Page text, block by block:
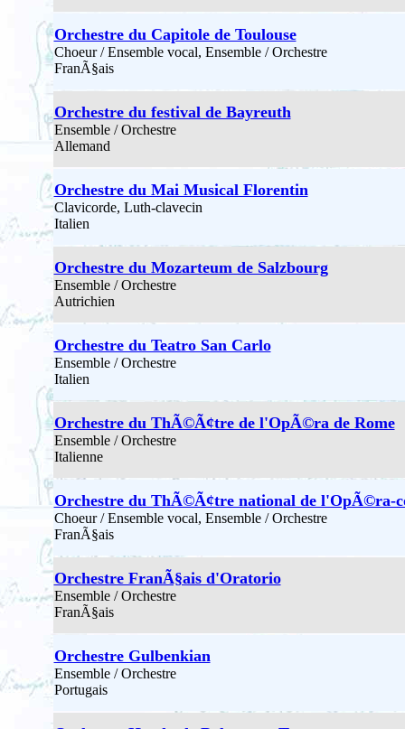
Orchestre du Capitole de Toulouse
Choeur / Ensemble vocal, Ensemble / Orchestre
FranÃ§ais
Orchestre du festival de Bayreuth
Ensemble / Orchestre
Allemand
Orchestre du Mai Musical Florentin
Clavicorde, Luth-clavecin
Italien
Orchestre du Mozarteum de Salzbourg
Ensemble / Orchestre
Autrichien
Orchestre du Teatro San Carlo
Ensemble / Orchestre
Italien
Orchestre du ThÃ©Ã¢tre de l'OpÃ©ra de Rome
Ensemble / Orchestre
Italienne
Orchestre du ThÃ©Ã¢tre national de l'OpÃ©ra-
Choeur / Ensemble vocal, Ensemble / Orchestre
FranÃ§ais
Orchestre FranÃ§ais d'Oratorio
Ensemble / Orchestre
FranÃ§ais
Orchestre Gulbenkian
Ensemble / Orchestre
Portugais